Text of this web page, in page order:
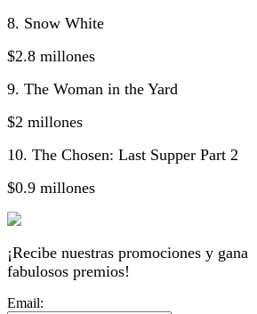
8. Snow White
$2.8 millones
9. The Woman in the Yard
$2 millones
10. The Chosen: Last Supper Part 2
$0.9 millones
¡Recibe nuestras promociones y gana
fabulosos premios!
Email: